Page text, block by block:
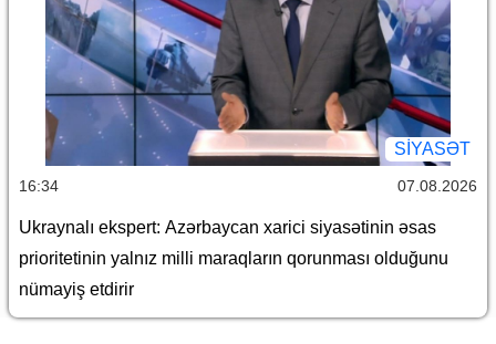
SİYASƏT
16:34 07.08.2026
Ukraynalı ekspert: Azərbaycan xarici siyasətinin əsas
prioritetinin yalnız milli maraqların qorunması olduğunu
nümayiş etdirir